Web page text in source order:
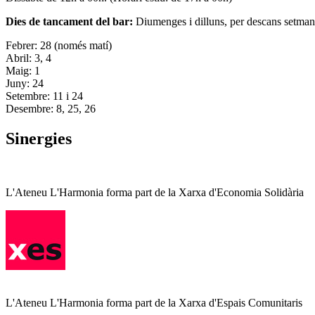
Dies de tancament del bar: Diumenges i dilluns, per descans
Febrer: 28 (només matí)
Abril: 3, 4
Maig: 1
Juny: 24
Setembre: 11 i 24
Desembre: 8, 25, 26
Sinergies
L'Ateneu L'Harmonia forma part de la Xarxa d'Economia Solidària
L'Ateneu L'Harmonia forma part de la Xarxa d'Espais Comunitaris